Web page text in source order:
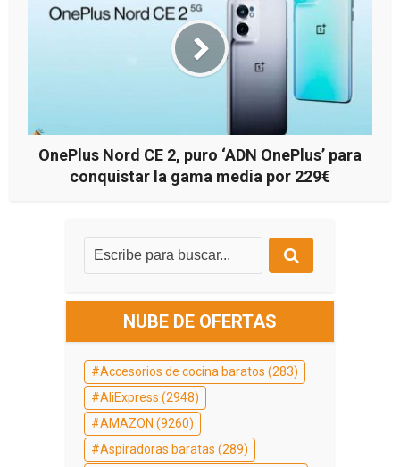
OnePlus Nord CE 2, puro ‘ADN OnePlus’ para
conquistar la gama media por 229€
NUBE DE OFERTAS
Accesorios de cocina baratos (283)
AliExpress (2948)
AMAZON (9260)
Aspiradoras baratas (289)